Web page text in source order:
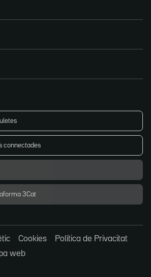
connectades
3Cat
Cookies
Política de Privacitat
web